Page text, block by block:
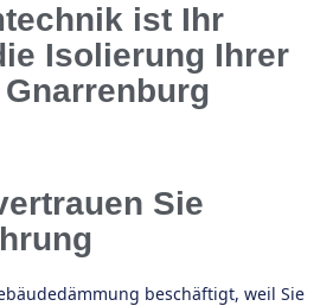
ist Ihr
Isolierung Ihrer
Sie
beschäftigt, weil Sie